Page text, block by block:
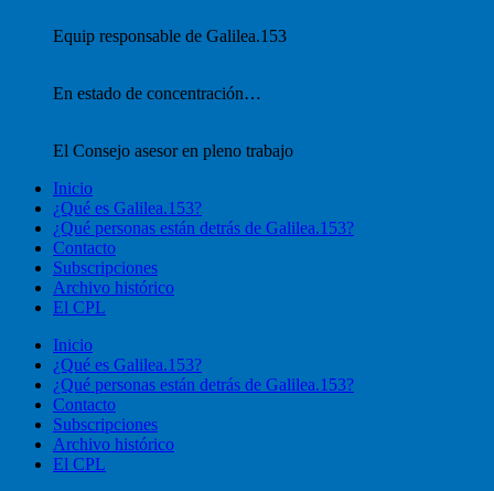
Equip responsable de Galilea.153
En estado de concentración…
El Consejo asesor en pleno trabajo
Inicio
¿Qué es Galilea.153?
¿Qué personas están detrás de Galilea.153?
Contacto
Subscripciones
Archivo histórico
El CPL
Inicio
¿Qué es Galilea.153?
¿Qué personas están detrás de Galilea.153?
Contacto
Subscripciones
Archivo histórico
El CPL